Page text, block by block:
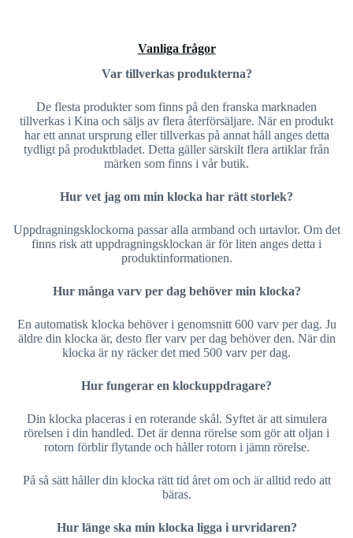
Vanliga frågor
Var tillverkas produkterna?
De flesta produkter som finns på den franska marknaden
tillverkas i Kina och säljs av flera återförsäljare. När en produkt
har ett annat ursprung eller tillverkas på annat håll anges detta
tydligt på produktbladet. Detta gäller särskilt flera artiklar från
märken som finns i vår butik.
Hur vet jag om min klocka har rätt storlek?
Uppdragningsklockorna passar alla armband och urtavlor. Om det
finns risk att uppdragningsklockan är för liten anges detta i
produktinformationen.
Hur många varv per dag behöver min klocka?
En automatisk klocka behöver i genomsnitt 600 varv per dag. Ju
äldre din klocka är, desto fler varv per dag behöver den. När din
klocka är ny räcker det med 500 varv per dag.
Hur fungerar en klockuppdragare?
Din klocka placeras i en roterande skål. Syftet är att simulera
rörelsen i din handled. Det är denna rörelse som gör att oljan i
rotorn förblir flytande och håller rotorn i jämn rörelse.
På så sätt håller din klocka rätt tid året om och är alltid redo att
bäras.
Hur länge ska min klocka ligga i urvridaren?